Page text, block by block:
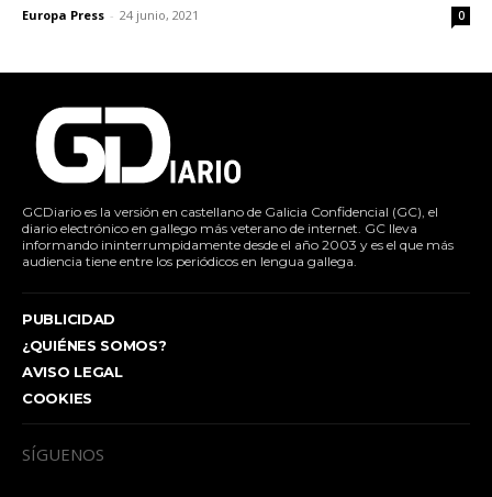
Europa Press - 24 junio, 2021 0
GCDiario es la versión en castellano de Galicia Confidencial (GC), el
diario electrónico en gallego más veterano de internet. GC lleva
informando ininterrumpidamente desde el año 2003 y es el que más
audiencia tiene entre los periódicos en lengua gallega.
PUBLICIDAD
¿QUIÉNES SOMOS?
AVISO LEGAL
COOKIES
SÍGUENOS